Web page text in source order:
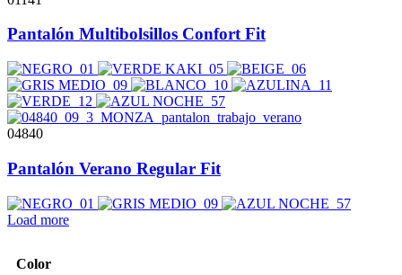
Pantalón Multibolsillos Confort Fit
04840
Pantalón Verano Regular Fit
Load more
Color